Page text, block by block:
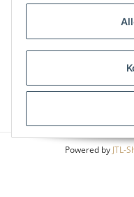
* Alle Preise inkl.
Powered by JTL-